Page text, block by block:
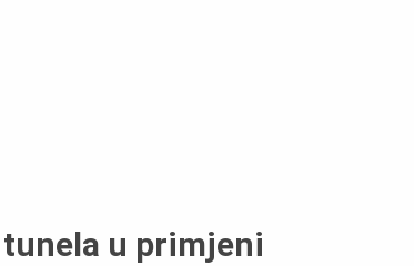
tunela u primjeni